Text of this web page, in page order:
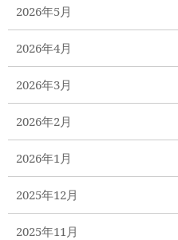
2026年5月
2026年4月
2026年3月
2026年2月
2026年1月
2025年12月
2025年11月